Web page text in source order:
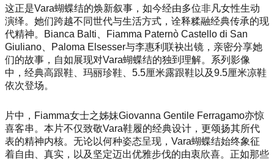
这正是Vara蝴蝶结的焕新叙事，如今经由多位非凡女性生动
演绎。她们跨越不同世代与生活方式，诠释糅融经典传承的现
代精神。Bianca Balti、Fiamma Paternò Castello di San
Giuliano、Paloma Elsesser与李惠利联袂出镜，亲密分享她
们的故事，自如展现对Vara蝴蝶结的独到理解。系列影像
中，经典高跟鞋、玛丽珍鞋、5.5厘米露跟鞋以及9.5厘米凉鞋
依次登场。
片中，Fiamma女士之姊妹Giovanna Gentile Ferragamo亦惊
喜客串。本片不仅致敬Vara鞋履的经典设计，更颂扬其所代
表的精神内核。无论以何种姿态呈现，Vara蝴蝶结始终象征
着自由、真实，以及坚定迈出优雅步伐的由衷欣喜。正如那些